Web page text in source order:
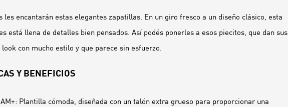
les encantarán estas elegantes zapatillas. En un giro fresco a un diseño clásico, esta
está llena de detalles bien pensados. Así podés ponerles a esos piecitos, que dan sus
con mucho estilo y que parece sin esfuerzo.
Y BENEFICIOS
Plantilla cómoda, diseñada con un talón extra grueso para proporcionar una